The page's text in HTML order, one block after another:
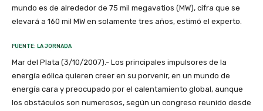
mundo es de alrededor de 75 mil megavatios (MW), cifra que se
elevará a 160 mil MW en solamente tres años, estimó el experto.
FUENTE: LA JORNADA
Mar del Plata (3/10/2007).- Los principales impulsores de la
energía eólica quieren creer en su porvenir, en un mundo de
energía cara y preocupado por el calentamiento global, aunque
los obstáculos son numerosos, según un congreso reunido desde